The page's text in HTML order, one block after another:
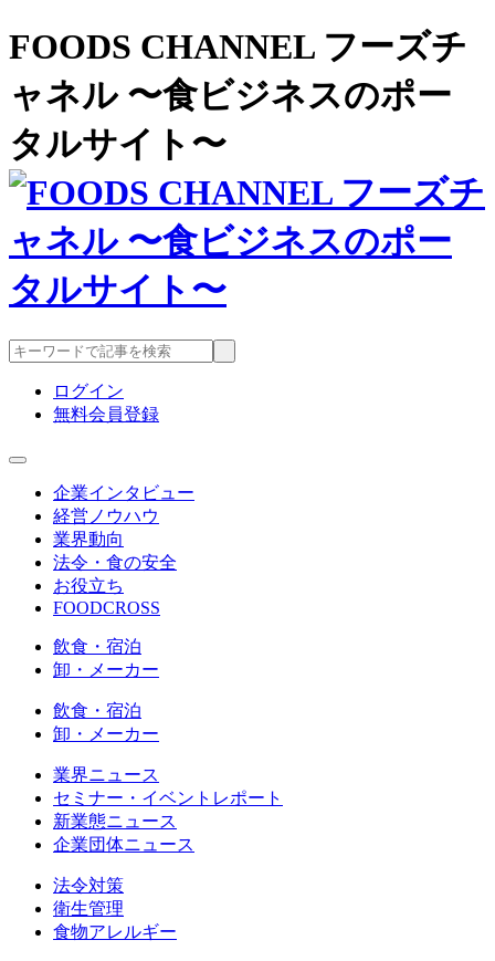
FOODS CHANNEL フーズチ
ャネル 〜食ビジネスのポー
タルサイト〜
ログイン
無料会員登録
企業インタビュー
経営ノウハウ
業界動向
法令・食の安全
お役立ち
FOODCROSS
飲食・宿泊
卸・メーカー
飲食・宿泊
卸・メーカー
業界ニュース
セミナー・イベントレポート
新業態ニュース
企業団体ニュース
法令対策
衛生管理
食物アレルギー